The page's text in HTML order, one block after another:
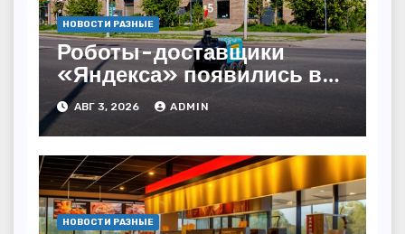
НОВОСТИ РАЗНЫЕ
Роботы-доставщики
«Яндекса» появились в
Казахстане
АВГ 3, 2026 ADMIN
НОВОСТИ РАЗНЫЕ